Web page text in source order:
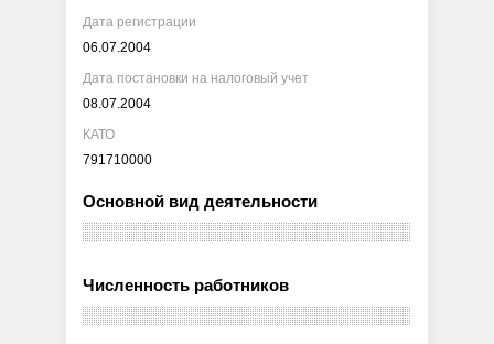
Дата регистрации
06.07.2004
Дата постановки на налоговый учет
08.07.2004
КАТО
791710000
Основной вид деятельности
Численность работников